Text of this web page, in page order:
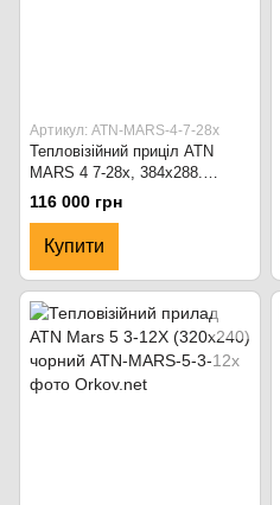
Артикул: ATN-MARS-4-7-28x
Тепловізійний приціл ATN
MARS 4 7-28x, 384x288.
Чорний
116 000 грн
Купити